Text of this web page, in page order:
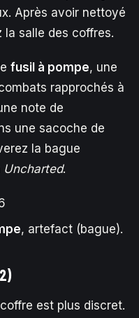
Après avoir nettoyé
la salle des coffres.
fusil à pompe, une
rapprochés à
note de
une sacoche de
la bague
Uncharted.
, artefact (bague).
est plus discret.